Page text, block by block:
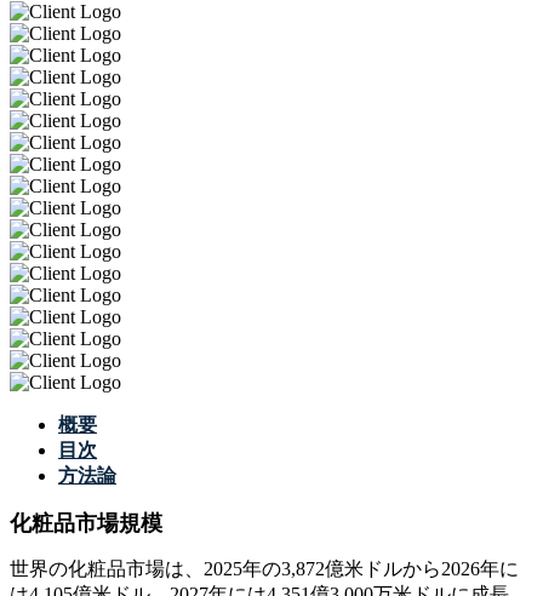
概要
目次
方法論
化粧品市場規模
世界の化粧品市場は、2025年の3,872億米ドルから2026年に